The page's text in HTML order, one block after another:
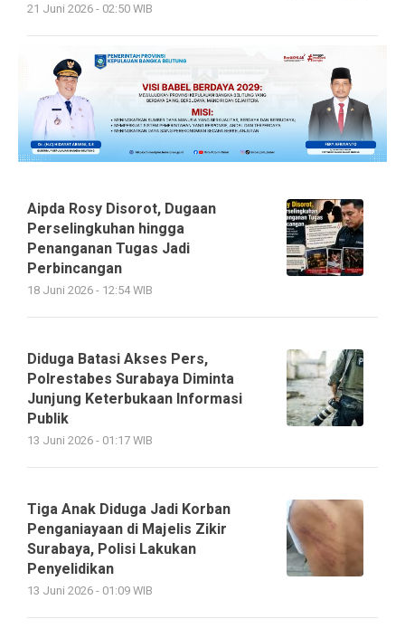
21 Juni 2026 - 02:50 WIB
Aipda Rosy Disorot, Dugaan
Perselingkuhan hingga
Penanganan Tugas Jadi
Perbincangan
18 Juni 2026 - 12:54 WIB
Diduga Batasi Akses Pers,
Polrestabes Surabaya Diminta
Junjung Keterbukaan Informasi
Publik
13 Juni 2026 - 01:17 WIB
Tiga Anak Diduga Jadi Korban
Penganiayaan di Majelis Zikir
Surabaya, Polisi Lakukan
Penyelidikan
13 Juni 2026 - 01:09 WIB